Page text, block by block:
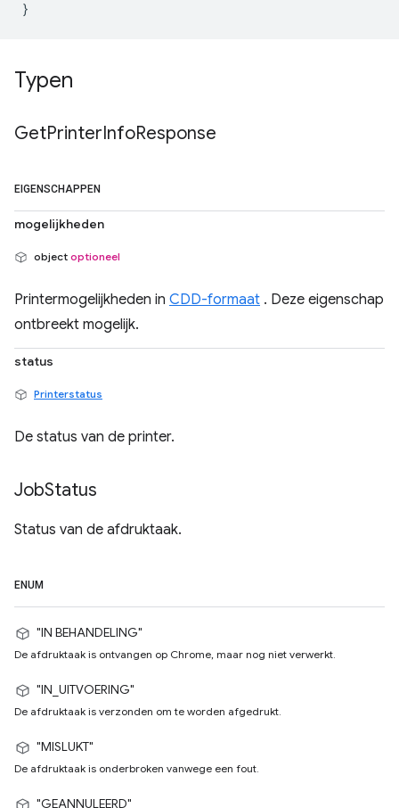
Typen
GetPrinterInfoResponse
EIGENSCHAPPEN
mogelijkheden
object optioneel
Printermogelijkheden in CDD-formaat . Deze eigenschap
ontbreekt mogelijk.
status
Printerstatus
De status van de printer.
JobStatus
Status van de afdruktaak.
ENUM
"IN BEHANDELING"
De afdruktaak is ontvangen op Chrome, maar nog niet verwerkt.
"IN_UITVOERING"
De afdruktaak is verzonden om te worden afgedrukt.
"MISLUKT"
De afdruktaak is onderbroken vanwege een fout.
"GEANNULEERD"